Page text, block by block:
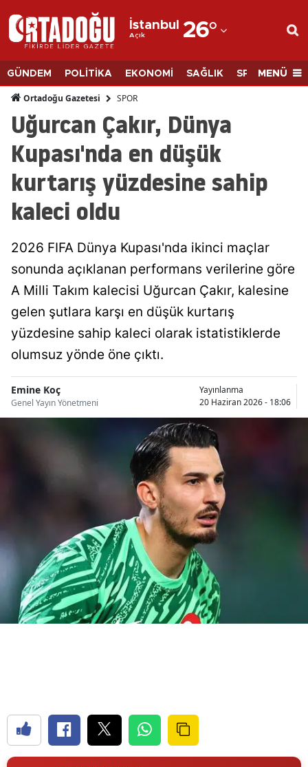
İstanbul
Açık 26°
Adana
Adıyaman
Ağrı
Amasya
Ankara
Aydın
Balıkesir
Bilecik
Bingöl
Bitlis
Burdur
Bursa
Çanakkale
Çankırı
Çorum
Denizli
Diyarbakır
Erzurum
Eskişehir
GÜNDEM POLİTİKA EKONOMİ SAĞLIK SPORMENÜ
Ortadoğu Gazetesi SPOR
Uğurcan Çakır, Dünya
Kupası'nda en düşük
kurtarış yüzdesine sahip
kaleci oldu
2026 FIFA Dünya Kupası'nda ikinci maçlar
sonunda açıklanan performans verilerine göre
A Milli Takım kalecisi Uğurcan Çakır, kalesine
gelen şutlara karşı en düşük kurtarış
yüzdesine sahip kaleci olarak istatistiklerde
olumsuz yönde öne çıktı.
Emine Koç
Genel Yayın Yönetmeni
Yayınlanma
20 Haziran 2026 - 18:06